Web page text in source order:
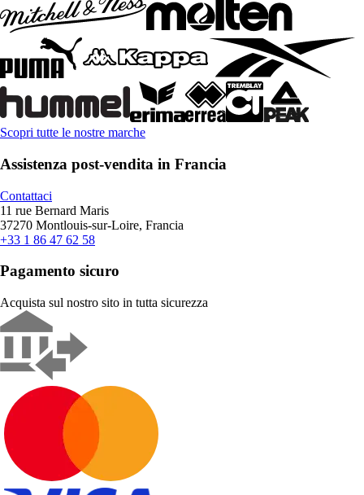
Scopri tutte le nostre marche
Assistenza post-vendita in Francia
Contattaci
11 rue Bernard Maris
37270 Montlouis-sur-Loire, Francia
+33 1 86 47 62 58
Pagamento sicuro
Acquista sul nostro sito in tutta sicurezza